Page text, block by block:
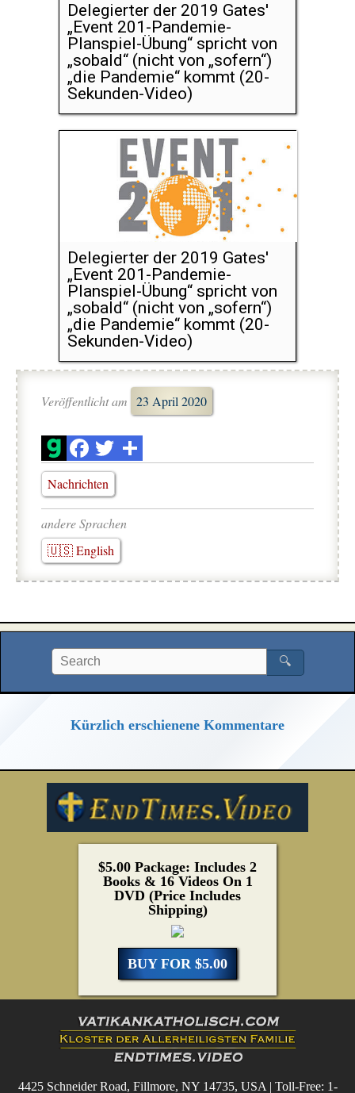
Delegierter der 2019 Gates'
„Event 201-Pandemie-
Planspiel-Übung“ spricht von
„sobald“ (nicht von „sofern“)
„die Pandemie“ kommt (20-
Sekunden-Video)
Delegierter der 2019 Gates'
„Event 201-Pandemie-
Planspiel-Übung“ spricht von
„sobald“ (nicht von „sofern“)
„die Pandemie“ kommt (20-
Sekunden-Video)
Veröffentlicht am 23 April 2020
Nachrichten
andere Sprachen
🇺🇸 English
🔍
Kürzlich erschienene Kommentare
$5.00 Package: Includes 2
Books & 16 Videos On 1
DVD (Price Includes
Shipping)
BUY FOR $5.00
4425 Schneider Road, Fillmore, NY 14735, USA | Toll-Free: 1-